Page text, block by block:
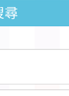
學辦理
二階段
章
白海豚
育課程
尋